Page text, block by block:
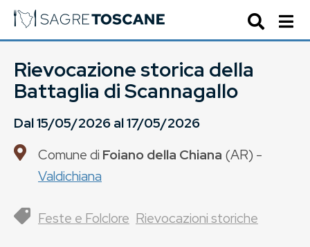
Rievocazione storica della
Battaglia di Scannagallo
Dal15/05/2026al17/05/2026
Comune di Foiano della Chiana (AR) -
Valdichiana
Feste e Folclore Rievocazioni storiche